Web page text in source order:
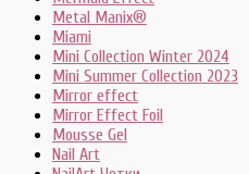
Metal Manix®
Miami
Mini Collection Winter 2024
Mini Summer Collection 2023
Mirror effect
Mirror Effect Foil
Mousse Gel
Nail Art